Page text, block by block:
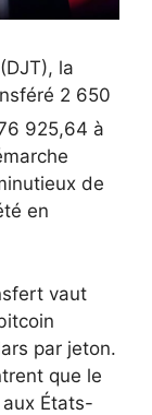
la
2 650
925,64 à
de
en
vaut
par jeton.
que le
États-